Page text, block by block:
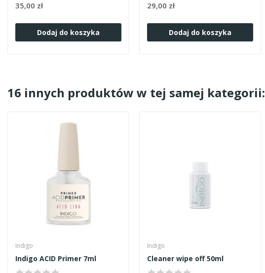
35,00 zł
Dodaj do koszyka
29,00 zł
Dodaj do koszyka
16 innych produktów w tej samej kategorii:
Indigo
Indigo ACID Primer 7ml
Indigo
Cleaner wipe off 50ml